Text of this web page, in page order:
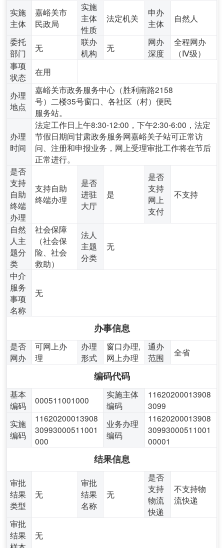
实施
主体
嘉峪关市
民政局
实施
主体
性质
法定机关
申办
主体
自然人
委托
部门
无
联办
机构
无
网办
深度
全程网办
（Ⅳ级）
事项
状态
在用
办理
地点
嘉峪关市政务服务中心（胜利南路2158
号）二楼35号窗口、各社区（村）便民
服务站。
办理
时间
法定工作日上午8:30-12:00，下午2:30-6:00，法定
节假日期间甘肃政务服务网嘉峪关子站可正常访
问、注册和申报业务，网上受理审批工作将在节后
正常进行。
是否
支持
自助
终端
办理
支持自助
终端办理
是否
进驻
大厅
是
是否
支持
网上
支付
不支持
自然
人主
题分
类
社会保障
（社会保
险、社会
救助）
法人
主题
分类
无
中介
服务
事项
名称
无
办事信息
是否
网办
可网上办
理
办理
形式
窗口办理,
网上办理
通办
范围
全省
编码代码
基本
编码
000511001000
实施主体
编码
11620200013908
3099
实施
编码
11620200013908
30993000511001
000
业务办理
编码
11620200013908
30993000511001
00001
结果信息
审批
结果
类型
无
审批
结果
名称
无
是否
支持
物流
快递
不支持物
流快递
审批
结果
无